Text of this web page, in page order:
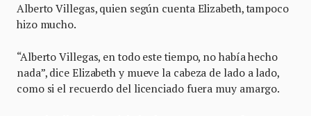
Alberto Villegas, quien según cuenta Elizabeth, tampoco
hizo mucho.
“Alberto Villegas, en todo este tiempo, no había hecho
nada”, dice Elizabeth y mueve la cabeza de lado a lado,
como si el recuerdo del licenciado fuera muy amargo.